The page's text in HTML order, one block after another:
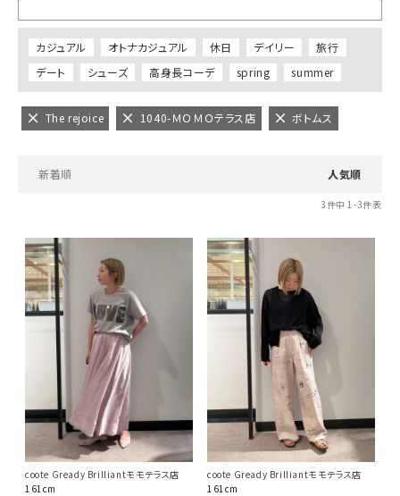
カジュアル オトナカジュアル 休日 デイリー
旅行
デート
シューズ 高身長コーデ spring summer
The rejoice 1040-ＭＯＭＯテラス店 ボトムス
新着順 人気順
3 件中 1 -3件表示
coote Gready Brilliantモモテラス店
161cm
coote Gready Brilliantモモテラス店
161cm